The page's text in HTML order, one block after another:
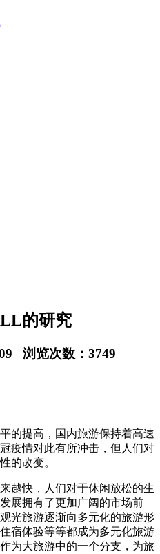
的研究
浏览次数：3749
的提高，国内旅游保持着高速
疫情对此有所冲击，但人们对
的改变。
越快，人们对于休闲放松的生
展拥有了更加广阔的市场前
光旅游逐渐向多元化的旅游形
宿体验等等都成为多元化旅游
为大旅游中的一个分支，为旅